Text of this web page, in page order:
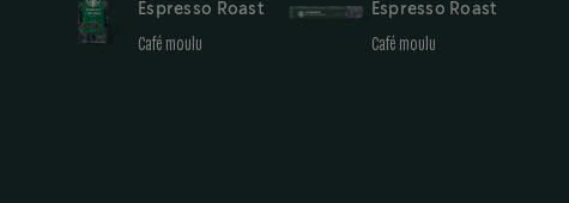
Espresso Roast
Café moulu
Espresso Roast
Café moulu